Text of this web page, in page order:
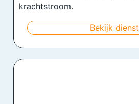
krachtstroom.
Bekijk dienst